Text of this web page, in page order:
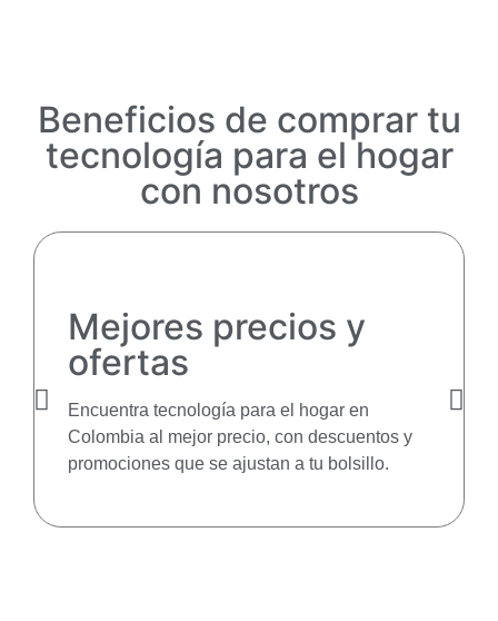
Beneficios de comprar tu
tecnología para el hogar
con nosotros
Mejores precios y
ofertas
Encuentra tecnología para el hogar en
Colombia al mejor precio, con descuentos y
promociones que se ajustan a tu bolsillo.